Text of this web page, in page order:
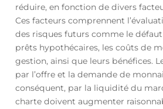
réduire, en fonction de divers
Ces facteurs comprennent
des risques futurs comme le
prêts hypothécaires, les coûts de
gestion, ainsi que leurs bénéfices.
par l’offre et la demande de
conséquent, par la liquidité du
charte doivent augmenter